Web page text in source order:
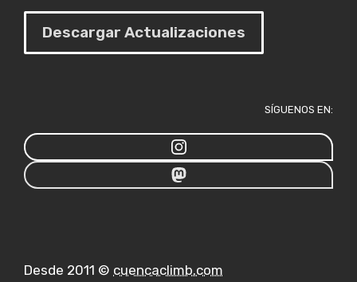
Descargar Actualizaciones
SÍGUENOS EN:
Desde 2011 © cuencaclimb.com